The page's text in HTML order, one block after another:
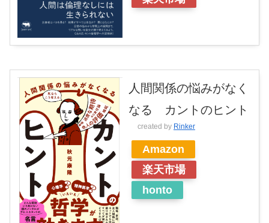
人間関係の悩みがなく
なる カントのヒント
created by Rinker
Amazon
楽天市場
honto